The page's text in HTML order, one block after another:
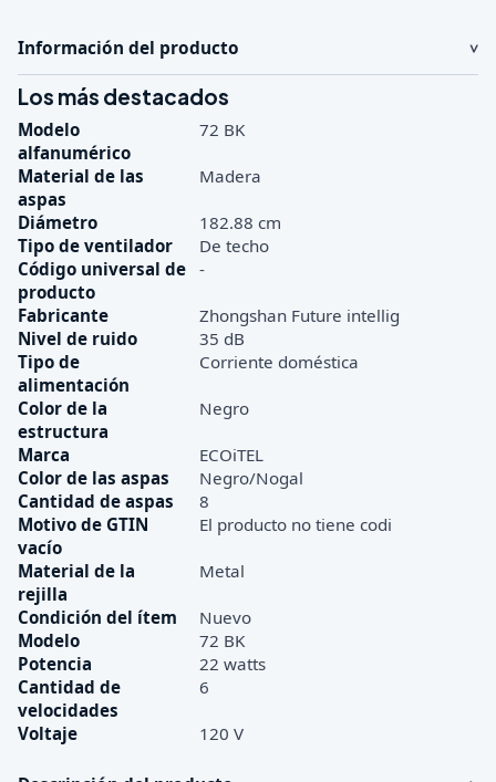
Información del producto
Los más destacados
Modelo
alfanumérico
72 BK
Material de las
aspas
Madera
Diámetro
182.88 cm
Tipo de ventilador
De techo
Código universal de
producto
-
Fabricante
Zhongshan Future intellig
Nivel de ruido
35 dB
Tipo de
alimentación
Corriente doméstica
Color de la
estructura
Negro
Marca
ECOiTEL
Color de las aspas
Negro/Nogal
Cantidad de aspas
8
Motivo de GTIN
vacío
El producto no tiene codi
Material de la
rejilla
Metal
Condición del ítem
Nuevo
Modelo
72 BK
Potencia
22 watts
Cantidad de
velocidades
6
Voltaje 120 V